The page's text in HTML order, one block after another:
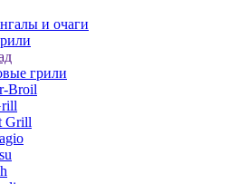
и очаги
грили
Broil
Grill